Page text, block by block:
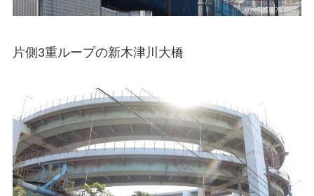
片側3重ループの新木津川大橋